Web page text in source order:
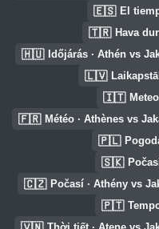
🇪🇸 El
🇹🇷 Hava
🇭🇺 Időjárás · Athén vs
🇱🇻
🇮🇹
🇫🇷 Météo · Athènes vs
🇵🇱
🇸🇰
🇨🇿 Počasí · Athény vs
🇵🇹